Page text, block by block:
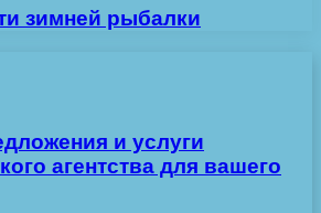
зимней рыбалки
и услуги
агентства для вашего